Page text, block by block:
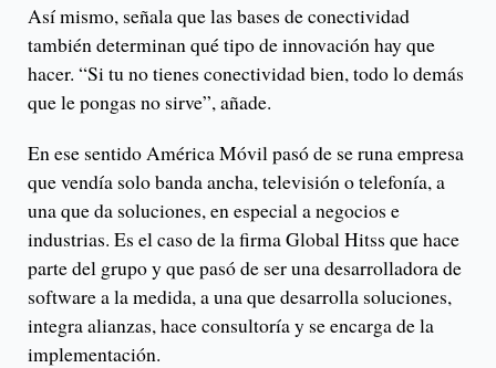
Así mismo, señala que las bases de conectividad
también determinan qué tipo de innovación hay que
hacer. “Si tu no tienes conectividad bien, todo lo demás
que le pongas no sirve”, añade.
En ese sentido América Móvil pasó de se runa empresa
que vendía solo banda ancha, televisión o telefonía, a
una que da soluciones, en especial a negocios e
industrias. Es el caso de la firma Global Hitss que hace
parte del grupo y que pasó de ser una desarrolladora de
software a la medida, a una que desarrolla soluciones,
integra alianzas, hace consultoría y se encarga de la
implementación.